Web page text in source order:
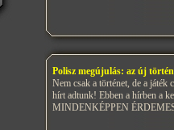
Polisz megújulás: az új
Nem csak a történet, de a játék
hírt adtunk! Ebben a hírben a
MINDENKÉPPEN